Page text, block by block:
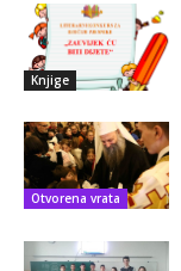
Knjige
Otvorena vrata